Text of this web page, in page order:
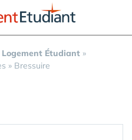
Étudiant »
» Bressuire